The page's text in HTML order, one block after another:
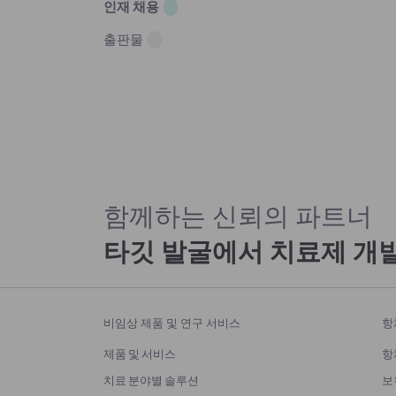
인재 채용
출판물
함께하는 신뢰의 파트너
타깃 발굴에서 치료제 개
비임상 제품 및 연구 서비스
제품 및 서비스
치료 분야별 솔루션
항